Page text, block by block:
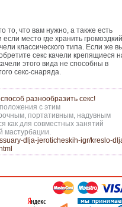
то, что вам нужно, а также есть
место где хранить громоздкий
классического типа. Если же
секс качели крепящиеся
этого вида не способны в
секс-снаряда.
разнообразить секс!
с этим
портативным, надувным
как для совместных занятий
мастурбации.
dlja-jeroticheskih-igr/kreslo-